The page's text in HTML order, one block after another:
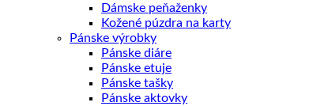
Dámske peňaženky
Kožené púzdra na karty
Pánske výrobky
Pánske diáre
Pánske etuje
Pánske tašky
Pánske aktovky